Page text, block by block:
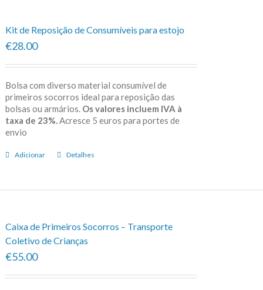
Kit de Reposição de Consumíveis para estojo
€28.00
Bolsa com diverso material consumível de
primeiros socorros ideal para reposição das
bolsas ou armários. Os valores incluem IVA à
taxa de 23%. Acresce 5 euros para portes de
envio
Adicionar Detalhes
Caixa de Primeiros Socorros – Transporte
Coletivo de Crianças
€55.00